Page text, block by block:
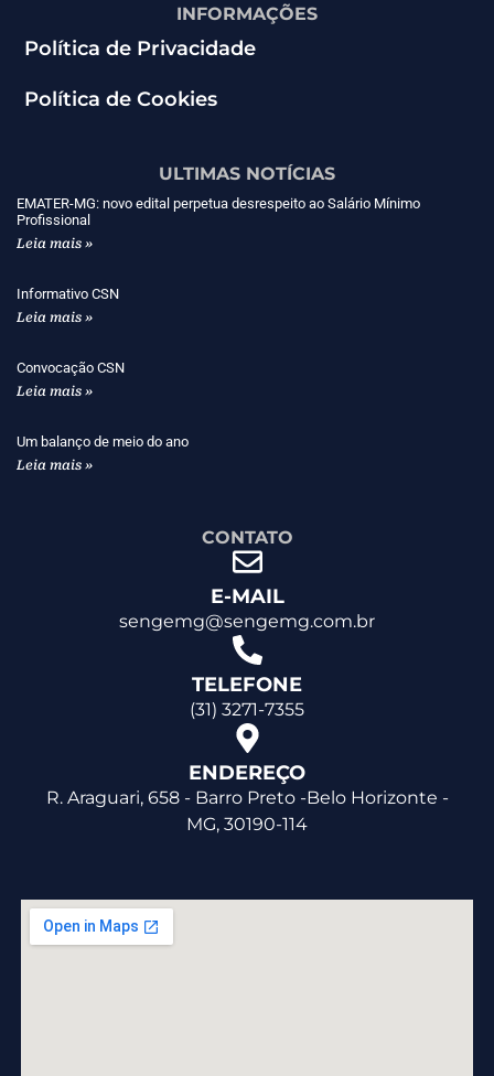
INFORMAÇÕES
Política de Privacidade
Política de Cookies
ULTIMAS NOTÍCIAS
EMATER-MG: novo edital perpetua desrespeito ao Salário Mínimo
Profissional
Leia mais »
Informativo CSN
Leia mais »
Convocação CSN
Leia mais »
Um balanço de meio do ano
Leia mais »
CONTATO
E-MAIL
sengemg@sengemg.com.br
TELEFONE
(31) 3271-7355
ENDEREÇO
R. Araguari, 658 - Barro Preto -Belo Horizonte -
MG, 30190-114